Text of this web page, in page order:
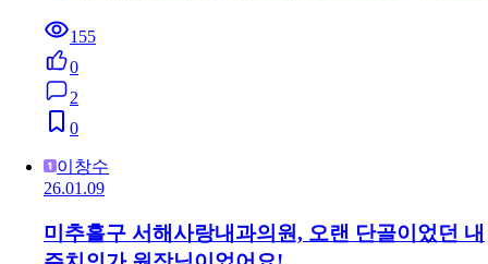
155
0
2
0
이창수
26.01.09
미추홀구 서해사랑내과의원, 오랜 단골이었던 내